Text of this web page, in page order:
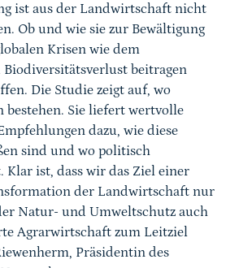
ist aus der Landwirtschaft nicht
Ob und wie sie zur Bewältigung
Krisen wie dem
beitragen
Die Studie zeigt auf, wo
bestehen. Sie liefert wertvolle
dazu, wie diese
sind und wo politisch
Klar ist, dass wir das Ziel einer
der Landwirtschaft nur
Natur- und Umweltschutz auch
Agrarwirtschaft zum Leitziel
Präsidentin des